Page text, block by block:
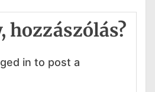
hozzászólás?
in to post a